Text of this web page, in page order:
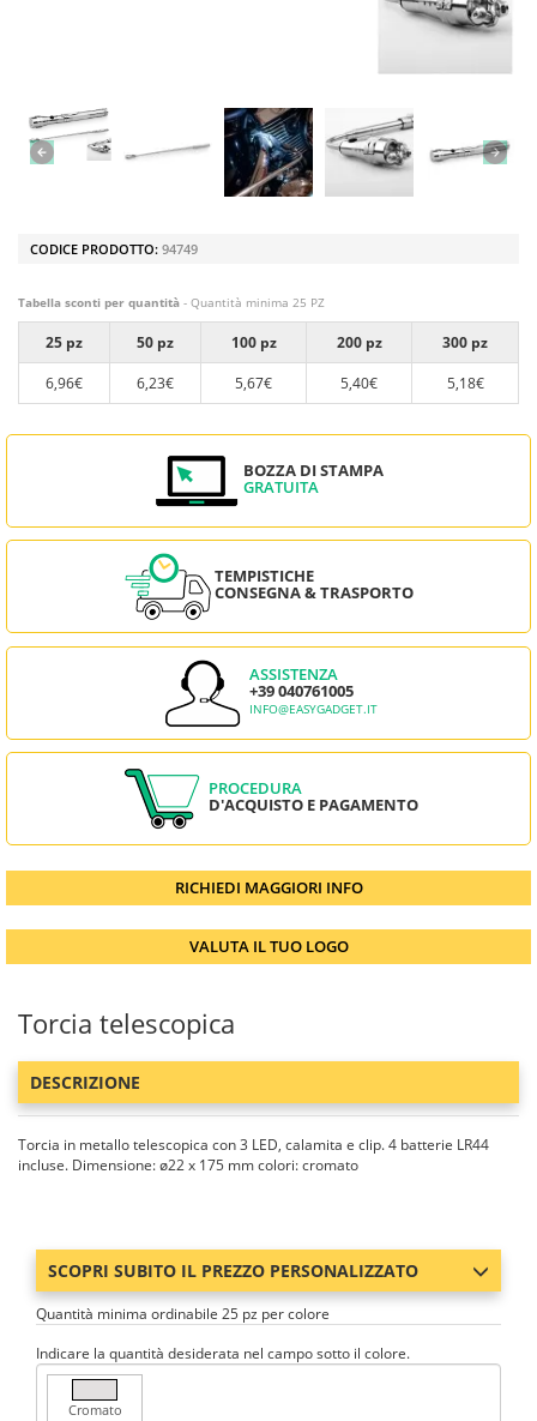
CODICE PRODOTTO: 94749
Tabella sconti per quantità - Quantità minima 25 PZ
25 pz 50 pz 100 pz 200 pz
300 pz
6,96€
6,23€ 5,67€ 5,40€ 5,18€
BOZZA DI STAMPA
GRATUITA
TEMPISTICHE
CONSEGNA & TRASPORTO
ASSISTENZA
+39 040761005
INFO@EASYGADGET.IT
PROCEDURA
D'ACQUISTO E PAGAMENTO
RICHIEDI MAGGIORI INFO
VALUTA IL TUO LOGO
Torcia telescopica
DESCRIZIONE
Torcia in metallo telescopica con 3 LED, calamita e clip. 4 batterie LR44
incluse. Dimensione: ø22 x 175 mm colori: cromato
SCOPRI SUBITO IL PREZZO PERSONALIZZATO
Quantità minima ordinabile 25 pz per colore
Indicare la quantità desiderata nel campo sotto il colore.
Cromato